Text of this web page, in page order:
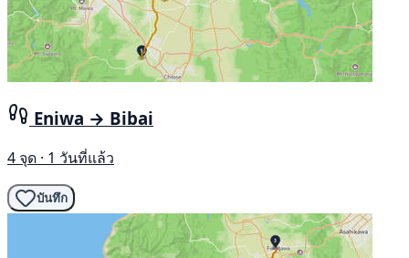
Eniwa → Bibai
4 จุด · 1 วันที่แล้ว
บันทึก